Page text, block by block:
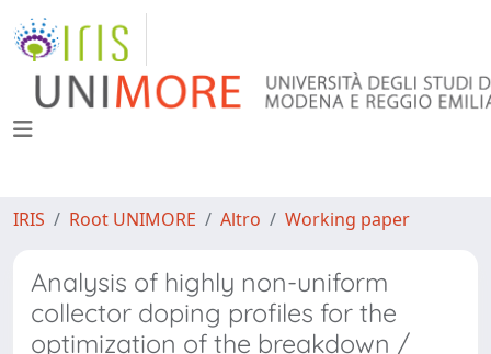
IRIS Root UNIMORE Altro Working paper
Analysis of highly non-uniform
collector doping profiles for the
optimization of the breakdown /